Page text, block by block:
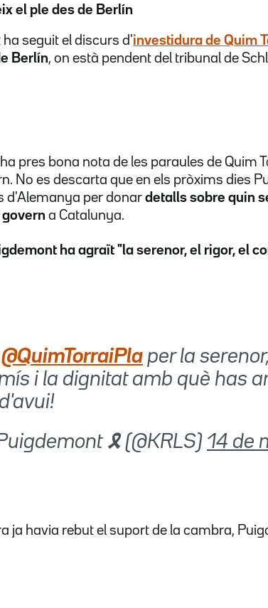
el ple des de Berlín
seguit el discurs d'investidura de Quim
Berlín, on està pendent del tribunal de
pres bona nota de les paraules de Quim
No es descarta que en els pròxims dies
d'Alemanya per donar detalls sobre quin
a Catalunya.
ha agraït "la serenor, el rigor, el
@QuimTorraiPla per la
i la dignitat amb què has
Puigdemont 🎗 (@KRLS) 14 de
ja havia rebut el suport de la cambra,